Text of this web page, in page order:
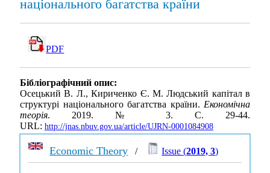
національного багатства країни
PDF
Бібліографічний опис:
Осецький В. Л., Кириченко Є. М. Людський капітал в
структурі національного багатства країни. Економічна
теорія. 2019. № 3. С. 29-44.
URL: http://jnas.nbuv.gov.ua/article/UJRN-0001084908
Economic Theory / Issue (2019, 3)